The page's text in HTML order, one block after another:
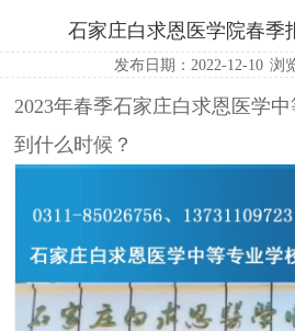
石家庄白求恩医学院春季
发布日期：2022-12-10 浏
2023年春季石家庄白求恩医学
到什么时候？